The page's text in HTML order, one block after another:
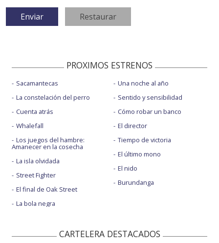
PROXIMOS ESTRENOS
Sacamantecas
La constelación del perro
Cuenta atrás
Whalefall
Los juegos del hambre:
Amanecer en la cosecha
La isla olvidada
Street Fighter
El final de Oak Street
La bola negra
Una noche al año
Sentido y sensibilidad
Cómo robar un banco
El director
Tiempo de victoria
El último mono
El nido
Burundanga
CARTELERA DESTACADOS